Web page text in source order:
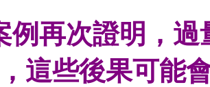
例再次證明，過
這些後果可能